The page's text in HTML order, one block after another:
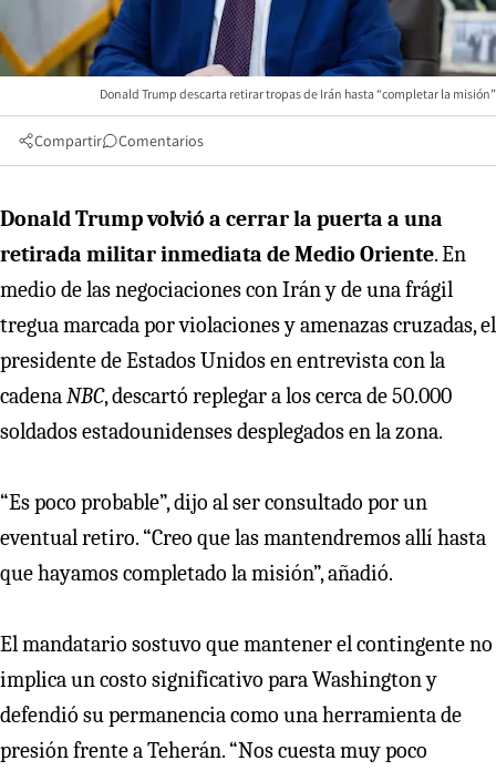
Donald Trump descarta retirar tropas de Irán hasta “completar la misión”
Compartir Comentarios
Donald Trump volvió a cerrar la puerta a una
retirada militar inmediata de Medio Oriente. En
medio de las negociaciones con Irán y de una frágil
tregua marcada por violaciones y amenazas cruzadas, el
presidente de Estados Unidos en entrevista con la
cadenaNBC, descartó replegar a los cerca de 50.000
soldados estadounidenses desplegados en la zona.
“Es poco probable”, dijo al ser consultado por un
eventual retiro. “Creo que las mantendremos allí hasta
que hayamos completado la misión”, añadió.
El mandatario sostuvo que mantener el contingente no
implica un costo significativo para Washington y
defendió su permanencia como una herramienta de
presión frente a Teherán. “Nos cuesta muy poco